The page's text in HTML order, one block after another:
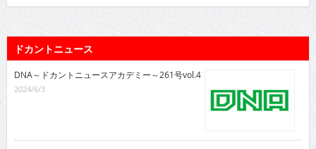
ドカントニュース
DNA～ドカントニュースアカデミー～261号vol.4
2024/6/3